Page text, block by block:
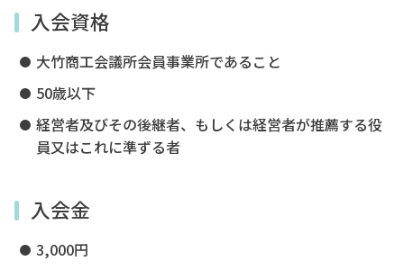
3105 FAX:0827-53-6311
Mail:otakecci@orange.ocn.ne.jp
入会資格
大竹商工会議所会員事業所であること
50歳以下
経営者及びその後継者、もしくは経営者が推薦する役
員又はこれに準ずる者
入会金
3,000円